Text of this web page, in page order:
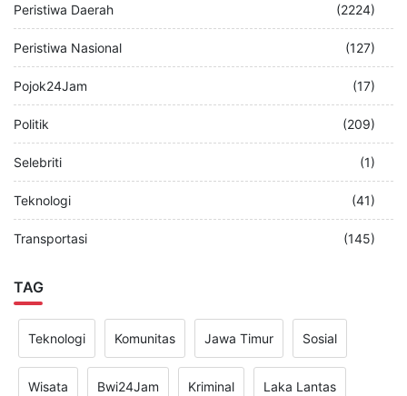
Peristiwa Daerah (2224)
Peristiwa Nasional (127)
Pojok24Jam (17)
Politik (209)
Selebriti (1)
Teknologi (41)
Transportasi (145)
TAG
Teknologi Komunitas Jawa Timur Sosial
Wisata Bwi24Jam Kriminal Laka Lantas